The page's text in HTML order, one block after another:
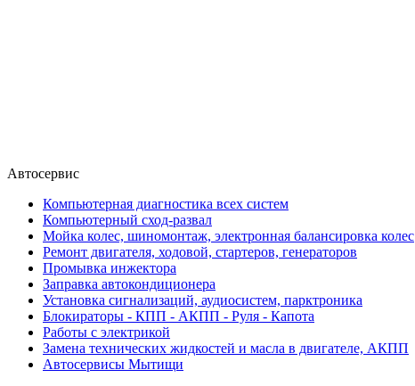
Автосервис
Компьютерная диагностика всех систем
Компьютерный сход-развал
Мойка колес, шиномонтаж, электронная балансировка колес
Ремонт двигателя, ходовой, стартеров, генераторов
Промывка инжектора
Заправка автокондиционера
Установка сигнализаций, аудиосистем, парктроника
Блокираторы - КПП - АКПП - Руля - Капота
Работы с электрикой
Замена технических жидкостей и масла в двигателе, АКПП
Автосервисы Мытищи